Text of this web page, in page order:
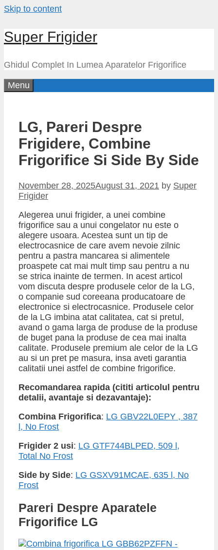
Skip to content
Super Frigider
Ghidul Complet In Lumea Aparatelor Frigorifice
Menu
LG, Pareri Despre
Frigidere, Combine
Frigorifice Si Side By Side
November 28, 2025August 31, 2021 by Super
Frigider
Alegerea unui frigider, a unei combine
frigorifice sau a unui congelator nu este o
alegere usoara. Acestea sunt un tip de
electrocasnice de care avem nevoie zilnic
pentru a pastra mancarea si alimentele
proaspete cat mai mult timp sau pentru a nu
se strica inainte de termen. In acest articol
vom discuta despre produsele celor de la LG,
o companie sud coreeana producatoare de
electronice si electrocasnice. Produsele celor
de la LG imbina atat calitatea, cat si pretul,
avand o gama larga de produse de la produse
de buget pana la produse de cea mai inalta
calitate. Produsele premium ale celor de la LG
au si un pret pe masura, insa aveti garantia
calitatii unei astfel de combine frigorifice.
Recomandarea rapida (cititi articolul pentru
detalii, avantaje si dezavantaje):
Combina Frigorifica: LG GBV22L0EPY , 387
l, No Frost
Frigider 2 usi: LG GTF744BLPED, 509 l,
Total No Frost
Side by Side: LG GSXV91MCAE, 635 l, No
Frost
​Pareri Despre Aparatele
Frigorifice LG